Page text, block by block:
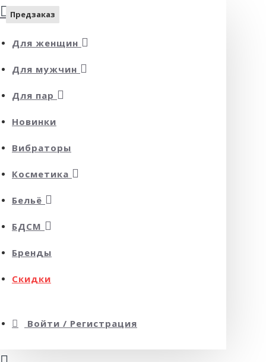
Для женщин
Для мужчин
Для пар
Новинки
Вибраторы
Косметика
Бельё
БДСМ
Бренды
Скидки
Войти / Регистрация
Предзаказ
Предзаказ
Предзаказ
Предзаказ
Предзаказ
Предзаказ
Предзаказ
Предзаказ
Предзаказ